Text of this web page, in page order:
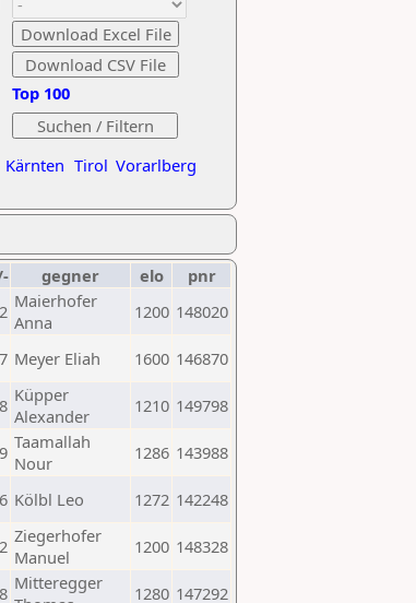
Kärnten Tirol Vorarlberg
Top 100
gegner elo
pnr
Maierhofer
Anna
1200 148020
Meyer Eliah 1600 146870
Küpper
Alexander
1210 149798
Taamallah
Nour
1286 143988
Kölbl Leo 1272 142248
Ziegerhofer
Manuel
1200 148328
Mitteregger
1280 147292